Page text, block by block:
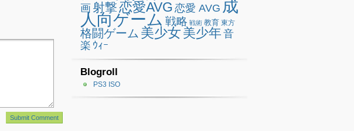
画射撃恋愛AVG 恋愛 AVG 成
人向ゲーム 戦略 戦術 教育 東方
格闘ゲーム 美少女 美少年音
楽 ｳｨｰ
Blogroll
PS3 ISO